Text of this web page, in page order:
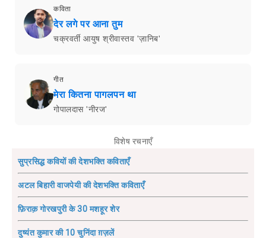
कविता
देर लगे पर आना तुम
चक्रवर्ती आयुष श्रीवास्तव 'ज़ानिब'
गीत
मेरा कितना पागलपन था
गोपालदास 'नीरज'
विशेष रचनाएँ
सुप्रसिद्ध कवियों की देशभक्ति कविताएँ
अटल बिहारी वाजपेयी की देशभक्ति कविताएँ
फ़िराक़ गोरखपुरी के 30 मशहूर शेर
दुष्यंत कुमार की 10 चुनिंदा ग़ज़लें